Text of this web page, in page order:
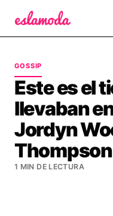
GOSSIP
Este es el
llevaban
Jordyn
1 MIN DE LECTURA